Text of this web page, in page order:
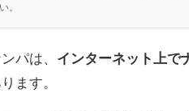
。
パは、 インターネット上で
ます。